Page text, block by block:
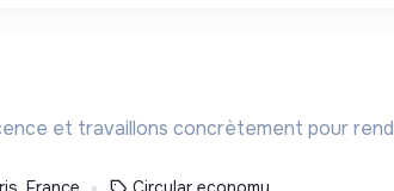
et travaillons concrètement pour